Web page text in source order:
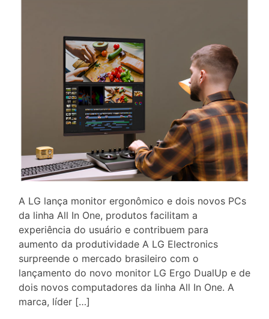
A LG lança monitor ergonômico e dois novos PCs
da linha All In One, produtos facilitam a
experiência do usuário e contribuem para
aumento da produtividade A LG Electronics
surpreende o mercado brasileiro com o
lançamento do novo monitor LG Ergo DualUp e de
dois novos computadores da linha All In One. A
marca, líder […]